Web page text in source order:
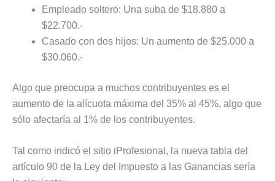
Empleado soltero: Una suba de $18.880 a
$22.700.-
Casado con dos hijos: Un aumento de $25.000 a
$30.060.-
Algo que preocupa a muchos contribuyentes es el
aumento de la alícuota máxima del 35% al 45%, algo que
sólo afectaría al 1% de los contribuyentes.
Tal como indicó el sitio iProfesional, la nueva tabla del
artículo 90 de la Ley del Impuesto a las Ganancias sería